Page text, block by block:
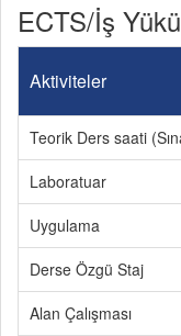
ECTS/İş
Aktiviteler
Teorik Ders saati
Laboratuar
Uygulama
Derse Özgü Staj
Alan Çalışması